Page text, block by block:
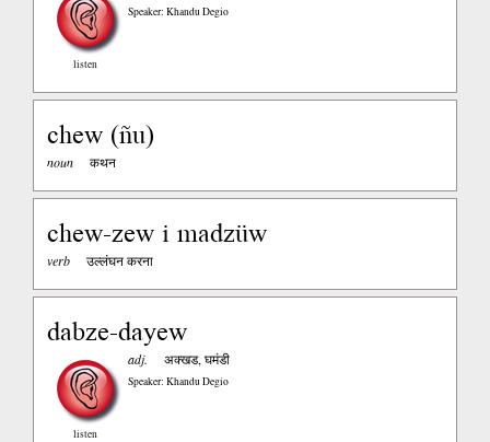
listen
Speaker: Khandu Degio
chew (ñu)
noun कथन
chew-zew i madzüw
verb उल्लंघन करना
dabze-dayew
listen
adj. अक्खड, घमंडी
Speaker: Khandu Degio